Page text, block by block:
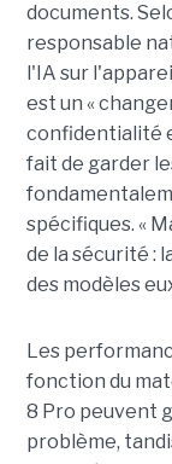
documents.
responsable
l'IA sur
est un «
confidentialité
fait de garder
spécifiques. «
de la sécurité :
des modèles
Les
fonction du
8 Pro peuvent
problème,